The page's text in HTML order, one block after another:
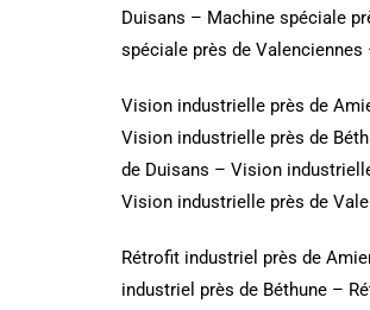
Duisans – Machine spéciale
spéciale près de Valenciennes
Vision industrielle près de
Vision industrielle près de
de Duisans – Vision
Vision industrielle près de
Rétrofit industriel près de
industriel près de Béthune –